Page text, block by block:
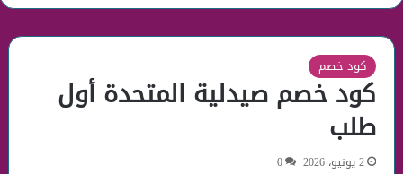
كود خصم
كود خصم صيدلية المتحدة أول
طلب
2 يونيو، 2026 0